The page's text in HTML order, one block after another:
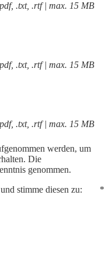
.txt, .rtf | max. 15 MB
.txt, .rtf | max. 15 MB
.txt, .rtf | max. 15 MB
werden, um
Die
genommen.
*
stimme diesen zu: